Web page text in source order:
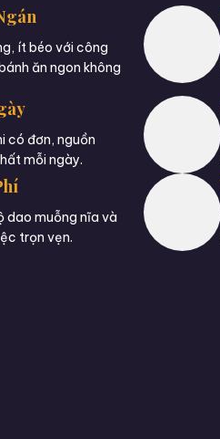
ít béo với công
ăn ngon không
có đơn, nguồn
mỗi ngày.
dao muỗng nĩa và
trọn vẹn.